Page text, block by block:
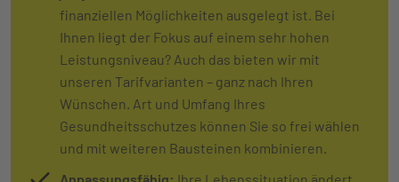
finanziellen Möglichkeiten ausgelegt ist. Bei
Ihnen liegt der Fokus auf einem sehr hohen
Leistungsniveau? Auch das bieten wir mit
unseren Tarifvarianten – ganz nach Ihren
Wünschen. Art und Umfang Ihres
Gesundheitsschutzes können Sie so frei wählen
und mit weiteren Bausteinen kombinieren.
Anpassungsfähig: Ihre Lebenssituation ändert